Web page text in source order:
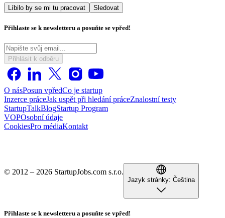
Líbilo by se mi tu pracovat Sledovat
Přihlaste se k newsletteru a posuňte se vpřed!
Přihlásit k odběru
O násPosun vpředCo je startup
Inzerce práceJak uspět při hledání práceZnalostní testy
StartupTalkBlogStartup Program
VOPOsobní údaje
CookiesPro médiaKontakt
© 2012 – 2026 StartupJobs.com s.r.o.
Jazyk stránky: Čeština
Přihlaste se k newsletteru a posuňte se vpřed!